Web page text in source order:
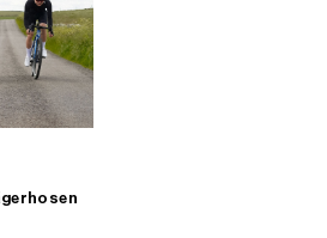
FÜR MÄNNER KAUFEN